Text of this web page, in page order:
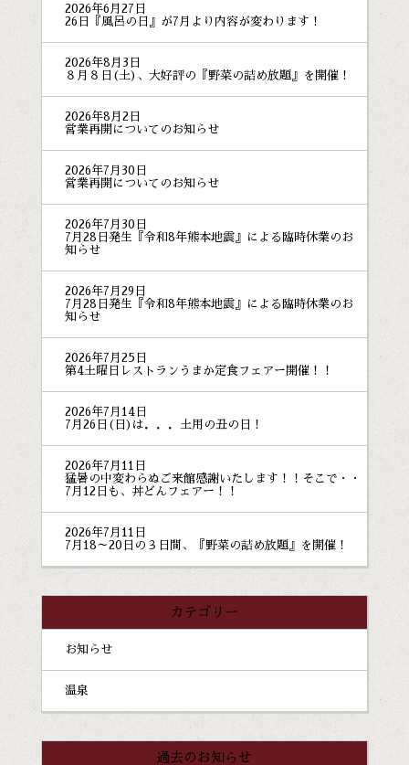
2026年6月27日
26日『風呂の日』が7月より内容が変わります！
2026年8月3日
８月８日(土)、大好評の『野菜の詰め放題』を開催！
2026年8月2日
営業再開についてのお知らせ
2026年7月30日
営業再開についてのお知らせ
2026年7月30日
7月28日発生『令和8年熊本地震』による臨時休業のお
知らせ
2026年7月29日
7月28日発生『令和8年熊本地震』による臨時休業のお
知らせ
2026年7月25日
第4土曜日レストランうまか定食フェアー開催！！
2026年7月14日
7月26日(日)は．．．土用の丑の日！
2026年7月11日
猛暑の中変わらぬご来館感謝いたします！！そこで・・
7月12日も、丼どんフェアー！！
2026年7月11日
7月18～20日の３日間、『野菜の詰め放題』を開催！
カテゴリー
お知らせ
温泉
過去のお知らせ